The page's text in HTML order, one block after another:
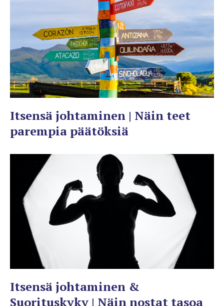
Itsensä johtaminen | Näin teet
parempia päätöksiä
Itsensä johtaminen &
Suorituskyky | Näin nostat tasoa